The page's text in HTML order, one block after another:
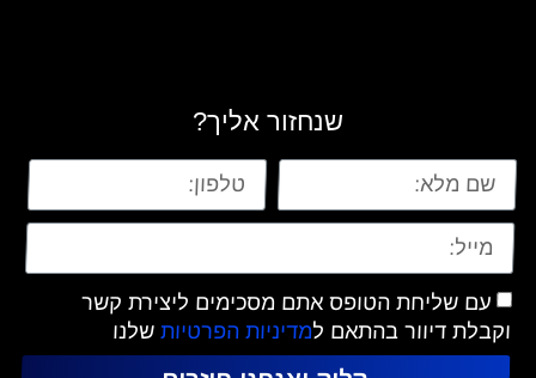
שנחזור אליך?
עם שליחת הטופס אתם מסכימים ליצירת קשר
וקבלת דיוור בהתאם למדיניות הפרטיותשלנו